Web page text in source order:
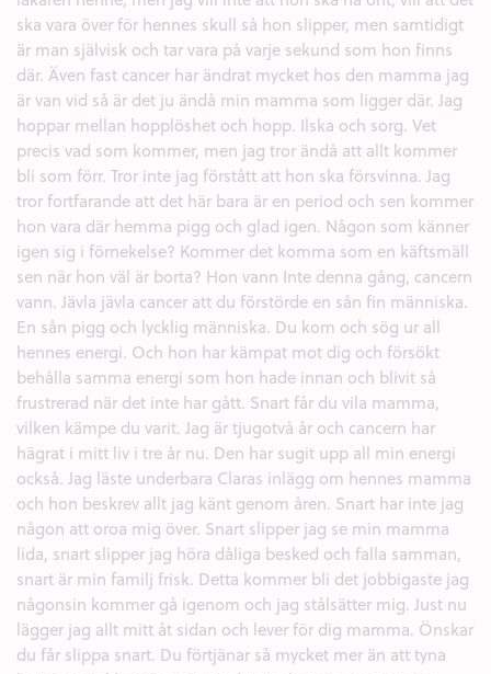
ska vara över för hennes skull så hon slipper, men samtidigt
är man självisk och tar vara på varje sekund som hon finns
där. Även fast cancer har ändrat mycket hos den mamma jag
är van vid så är det ju ändå min mamma som ligger där. Jag
hoppar mellan hopplöshet och hopp. Ilska och sorg. Vet
precis vad som kommer, men jag tror ändå att allt kommer
bli som förr. Tror inte jag förstått att hon ska försvinna. Jag
tror fortfarande att det här bara är en period och sen kommer
hon vara där hemma pigg och glad igen. Någon som känner
igen sig i förnekelse? Kommer det komma som en käftsmäll
sen när hon väl är borta? Hon vann Inte denna gång, cancern
vann. Jävla jävla cancer att du förstörde en sån fin människa.
En sån pigg och lycklig människa. Du kom och sög ur all
hennes energi. Och hon har kämpat mot dig och försökt
behålla samma energi som hon hade innan och blivit så
frustrerad när det inte har gått. Snart får du vila mamma,
vilken kämpe du varit. Jag är tjugotvå år och cancern har
hägrat i mitt liv i tre år nu. Den har sugit upp all min energi
också. Jag läste underbara Claras inlägg om hennes mamma
och hon beskrev allt jag känt genom åren. Snart har inte jag
någon att oroa mig över. Snart slipper jag se min mamma
lida, snart slipper jag höra dåliga besked och falla samman,
snart är min familj frisk. Detta kommer bli det jobbigaste jag
någonsin kommer gå igenom och jag stålsätter mig. Just nu
lägger jag allt mitt åt sidan och lever för dig mamma. Önskar
du får slippa snart. Du förtjänar så mycket mer än att tyna